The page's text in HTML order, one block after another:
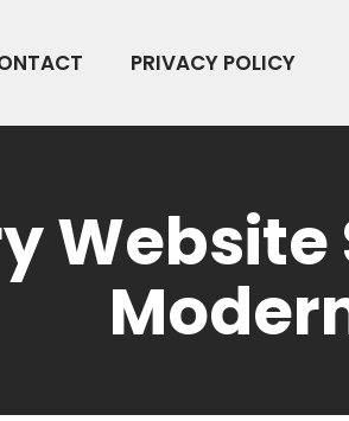
PRIVACY POLICY
Website